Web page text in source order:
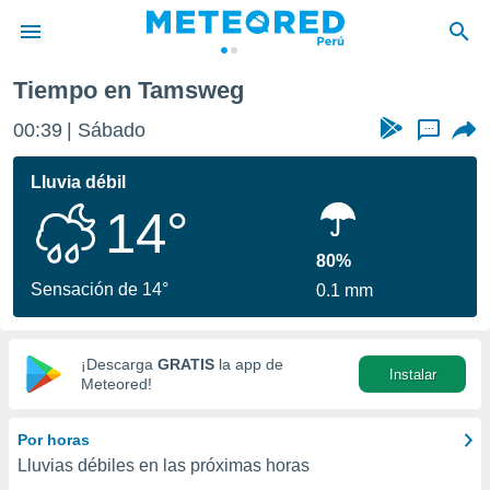
de
ha sido
para
que se
calidad.
a este
las
y
digital
basada
Tiempo en Tamsweg
00:39 Sábado ...
Lluvia débil
14°
Sensación de 14°
80%
0.1 mm
¡Descarga GRATIS la app de
Meteored!
Instalar
Por horas
Lluvias débiles en las próximas horas